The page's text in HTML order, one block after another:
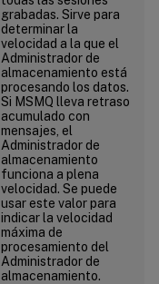
grabadas. Sirve para
determinar la
velocidad a la que el
Administrador de
almacenamiento está
procesando los datos.
Si MSMQ lleva retraso
acumulado con
mensajes, el
Administrador de
almacenamiento
funciona a plena
velocidad. Se puede
usar este valor para
indicar la velocidad
máxima de
procesamiento del
Administrador de
almacenamiento.